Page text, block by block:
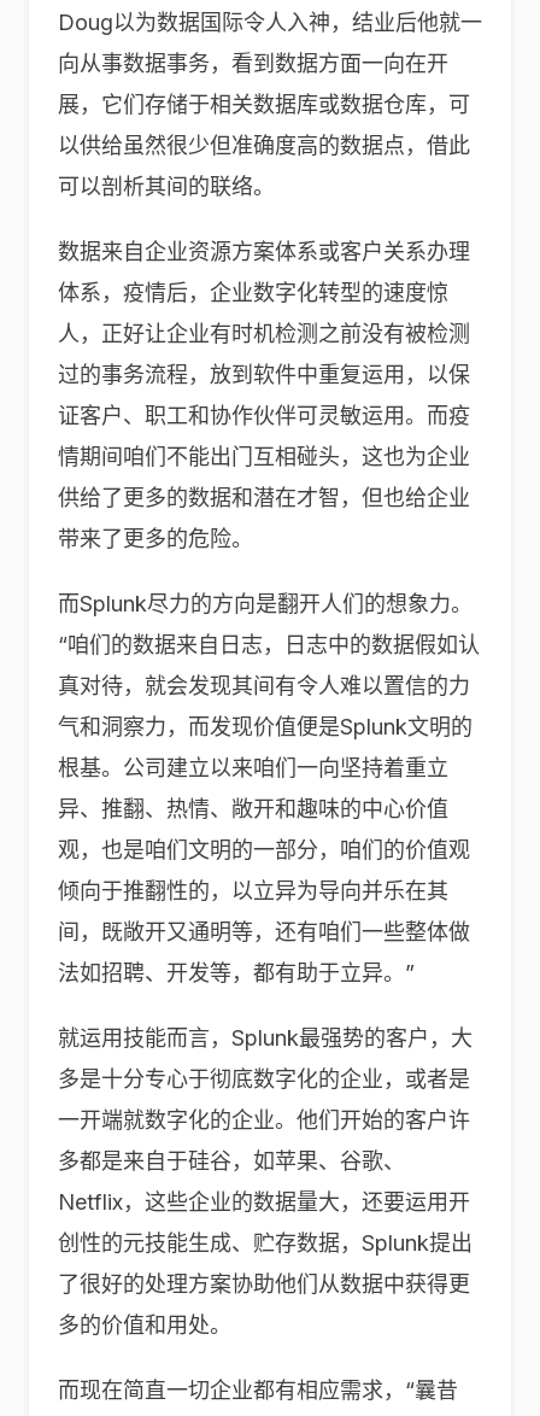
Doug以为数据国际令人入神，结业后他就一
向从事数据事务，看到数据方面一向在开
展，它们存储于相关数据库或数据仓库，可
以供给虽然很少但准确度高的数据点，借此
可以剖析其间的联络。
数据来自企业资源方案体系或客户关系办理
体系，疫情后，企业数字化转型的速度惊
人，正好让企业有时机检测之前没有被检测
过的事务流程，放到软件中重复运用，以保
证客户、职工和协作伙伴可灵敏运用。而疫
情期间咱们不能出门互相碰头，这也为企业
供给了更多的数据和潜在才智，但也给企业
带来了更多的危险。
而Splunk尽力的方向是翻开人们的想象力。
“咱们的数据来自日志，日志中的数据假如认
真对待，就会发现其间有令人难以置信的力
气和洞察力，而发现价值便是Splunk文明的
根基。公司建立以来咱们一向坚持着重立
异、推翻、热情、敞开和趣味的中心价值
观，也是咱们文明的一部分，咱们的价值观
倾向于推翻性的，以立异为导向并乐在其
间，既敞开又通明等，还有咱们一些整体做
法如招聘、开发等，都有助于立异。”
就运用技能而言，Splunk最强势的客户，大
多是十分专心于彻底数字化的企业，或者是
一开端就数字化的企业。他们开始的客户许
多都是来自于硅谷，如苹果、谷歌、
Netflix，这些企业的数据量大，还要运用开
创性的元技能生成、贮存数据，Splunk提出
了很好的处理方案协助他们从数据中获得更
多的价值和用处。
而现在简直一切企业都有相应需求，“曩昔